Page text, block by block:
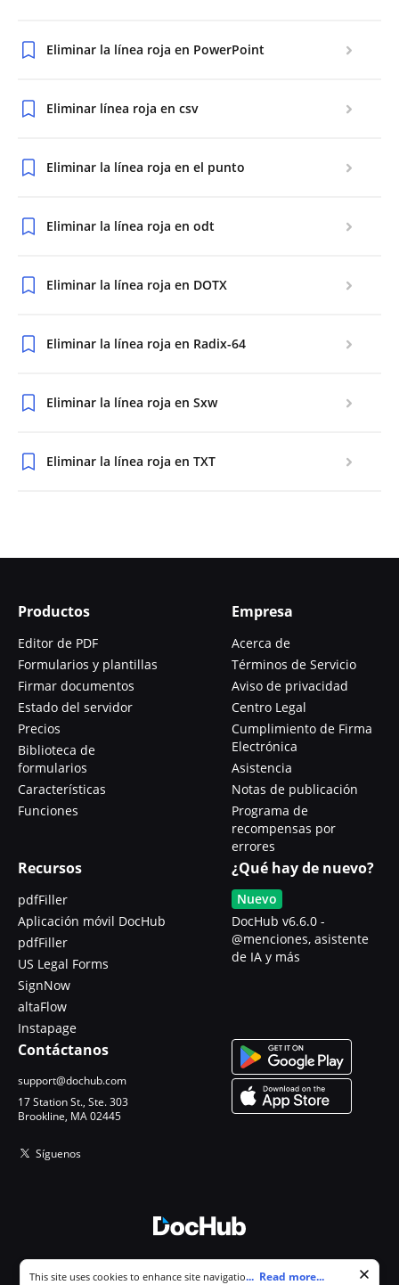
Eliminar la línea roja en PowerPoint
Eliminar línea roja en csv
Eliminar la línea roja en el punto
Eliminar la línea roja en odt
Eliminar la línea roja en DOTX
Eliminar la línea roja en Radix-64
Eliminar la línea roja en Sxw
Eliminar la línea roja en TXT
Productos
Editor de PDF
Formularios y plantillas
Firmar documentos
Estado del servidor
Precios
Biblioteca de
formularios
Características
Funciones
Empresa
Acerca de
Términos de Servicio
Aviso de privacidad
Centro Legal
Cumplimiento de Firma
Electrónica
Asistencia
Notas de publicación
Programa de
recompensas por
errores
Recursos
pdfFiller
Aplicación móvil DocHub
pdfFiller
US Legal Forms
SignNow
altaFlow
Instapage
¿Qué hay de nuevo?
Nuevo
DocHub v6.6.0 -
@menciones, asistente
de IA y más
Contáctanos
support@dochub.com
17 Station St., Ste. 303
Brookline, MA 02445
Síguenos
Cookie consent notice
This site uses cookies to enhance site navigation and personalize
... Read more...